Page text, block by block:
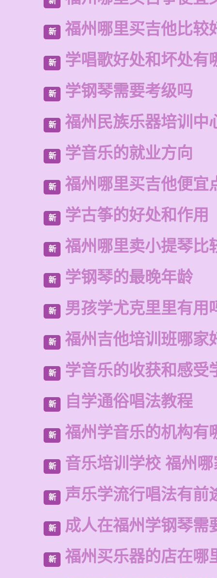
新 福州哪里买吉他比较
新 学唱歌好处和坏处有
新 学钢琴需要考级吗
新 福州民族乐器培训中
新 学音乐的就业方向
新 福州哪里买吉他便宜
新 学古筝的好处和作用
新 福州哪里卖小提琴比
新 学钢琴的最晚年龄
新 男孩学尤克里里有用
新 福州吉他培训班哪家
新 学音乐的收获和感受
新 自学通俗唱法教程
新 福州学音乐的机构有
新 音乐培训学校 福州
新 声乐学流行唱法有前
新 成人在福州学钢琴需
新 福州买乐器的店在哪